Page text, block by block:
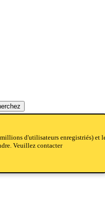
d'utilisateurs enregistriés) et
Veuillez contacter